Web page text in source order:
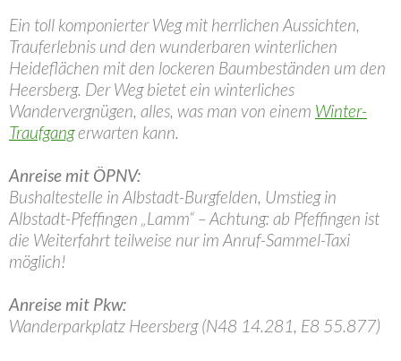
Ein toll komponierter Weg mit herrlichen Aussichten,
Trauferlebnis und den wunderbaren winterlichen
Heideflächen mit den lockeren Baumbeständen um den
Heersberg. Der Weg bietet ein winterliches
Wandervergnügen, alles, was man von einem Winter-
Traufgangerwarten kann.
Anreise mit ÖPNV:
Bushaltestelle in Albstadt-Burgfelden, Umstieg in
Albstadt-Pfeffingen „Lamm“ – Achtung: ab Pfeffingen ist
die Weiterfahrt teilweise nur im Anruf-Sammel-Taxi
möglich!
Anreise mit Pkw:
Wanderparkplatz Heersberg (N48 14.281, E8 55.877)